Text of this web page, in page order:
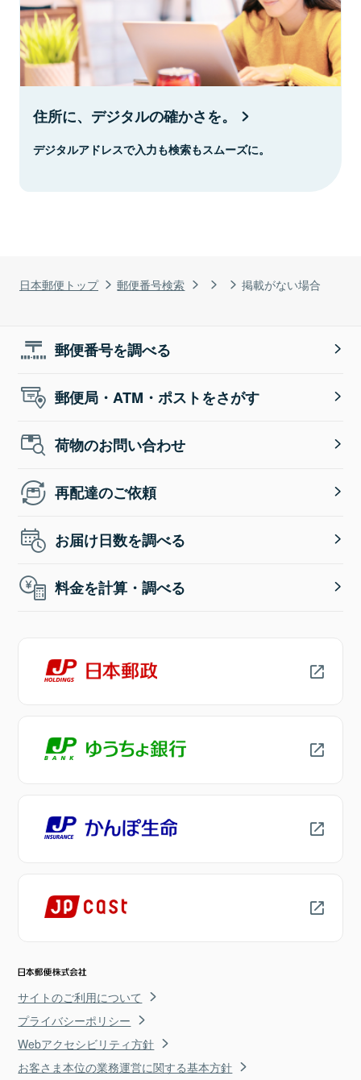
日本郵便トップ 郵便番号検索 掲載がない場合
住所に、デジタルの確かさを。
デジタルアドレスで入力も検索もスムーズに。
郵便番号を調べる
郵便局・ATM・ポストをさがす
荷物のお問い合わせ
再配達のご依頼
お届け日数を調べる
料金を計算・調べる
サイトのご利用について
プライバシーポリシー
Webアクセシビリティ方針
お客さま本位の業務運営に関する基本方針